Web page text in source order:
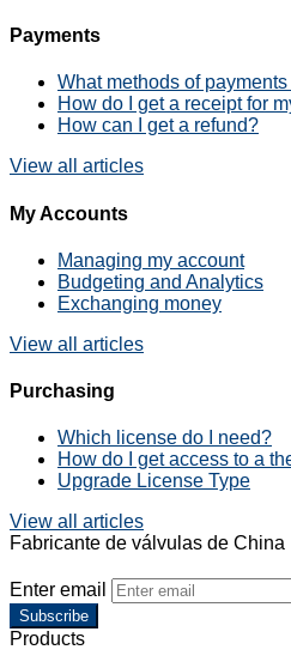
Payments
What methods of
How do I get a receipt for
How can I get a refund?
View all articles
My Accounts
Managing my account
Budgeting and Analytics
Exchanging money
View all articles
Purchasing
Which license do I need?
How do I get access to a
Upgrade License Type
View all articles
Fabricante de válvulas de China
Enter email
Subscribe
Products